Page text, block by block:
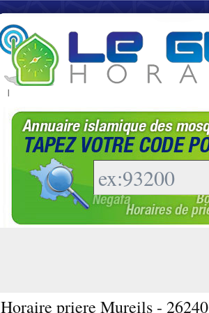
|
Horaire priere Mureils - 26240